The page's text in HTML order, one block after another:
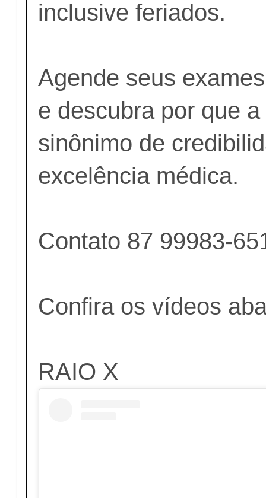
inclusive feriados.
Agende seus
e descubra por que
sinônimo de
excelência médica.
Contato 87 99983-
Confira os vídeos
RAIO X